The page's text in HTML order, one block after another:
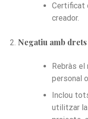
Certificat
creador.
Negatiu amb
Rebràs el
personal
Inclou
utilitzar